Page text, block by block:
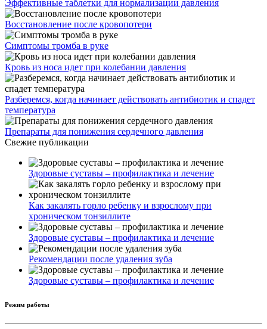
Эффективные таблетки для нормализации давления
Восстановление после кровопотери
Симптомы тромба в руке
Кровь из носа идет при колебании давления
Разберемся, когда начинает действовать антибиотик и спадет
температура
Препараты для понижения сердечного давления
Свежие публикации
Здоровые суставы – профилактика и лечение
Как закалять горло ребенку и взрослому при
хроническом тонзиллите
Здоровые суставы – профилактика и лечение
Рекомендации после удаления зуба
Здоровые суставы – профилактика и лечение
Режим работы